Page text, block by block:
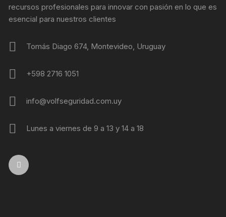
recursos profesionales para innovar con pasión en lo que es
esencial para nuestros clientes
Tomás Diago 674, Montevideo, Uruguay
+598 2716 1051
info@volfseguridad.com.uy
Lunes a viernes de 9 a 13 y 14 a 18